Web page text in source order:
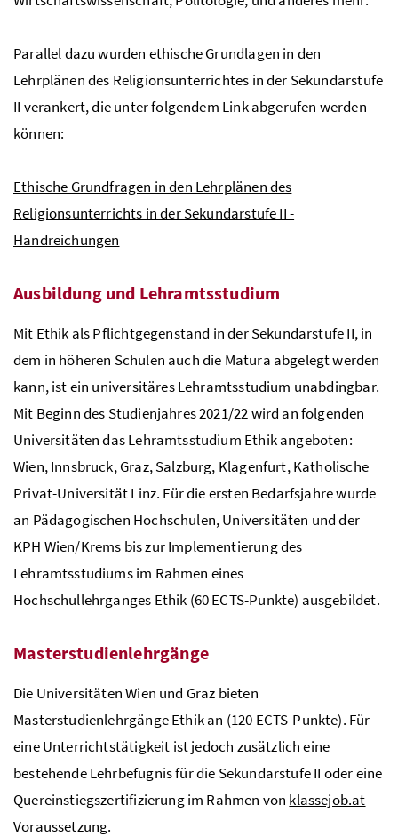
Parallel dazu wurden ethische Grundlagen in den
Lehrplänen des Religionsunterrichtes in der Sekundarstufe
II verankert, die unter folgendem Link abgerufen werden
können:
Ethische Grundfragen in den Lehrplänen des
Religionsunterrichts in der Sekundarstufe II -
Handreichungen
Ausbildung und Lehramtsstudium
Mit Ethik als Pflichtgegenstand in der Sekundarstufe II, in
dem in höheren Schulen auch die Matura abgelegt werden
kann, ist ein universitäres Lehramtsstudium unabdingbar.
Mit Beginn des Studienjahres 2021/22 wird an folgenden
Universitäten das Lehramtsstudium Ethik angeboten:
Wien, Innsbruck, Graz, Salzburg, Klagenfurt, Katholische
Privat-Universität Linz. Für die ersten Bedarfsjahre wurde
an Pädagogischen Hochschulen, Universitäten und der
KPH Wien/Krems bis zur Implementierung des
Lehramtsstudiums im Rahmen eines
Hochschullehrganges Ethik (60ECTS-Punkte) ausgebildet.
Masterstudienlehrgänge
Die Universitäten Wien und Graz bieten
Masterstudienlehrgänge Ethik an (120 ECTS-Punkte). Für
eine Unterrichtstätigkeit ist jedoch zusätzlich eine
bestehende Lehrbefugnis für die Sekundarstufe II oder eine
Quereinstiegszertifizierung im Rahmen von klassejob.at
Voraussetzung.